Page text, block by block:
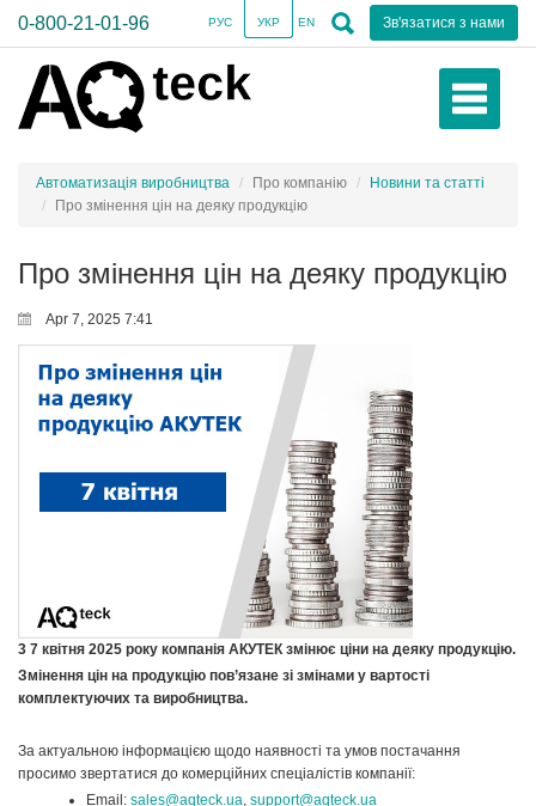
0-800-21-01-96 Зв'язатися з нами
РУС УКР EN
Автоматизація виробництва Про компанію
Новини та статті
Про змінення цін на деяку продукцію
Про змінення цін на деяку продукцію
Apr 7, 2025 7:41
3 7 квітня 2025 року компанія АКУТЕК змінює ціни на деяку продукцію.
Змінення цін на продукцію пов’язане зі змінами у вартості
комплектуючих та виробництва.
За актуальною інформацією щодо наявності та умов постачання
просимо звертатися до комерційних спеціалістів компанії:
Email: sales@aqteck.ua, support@aqteck.ua